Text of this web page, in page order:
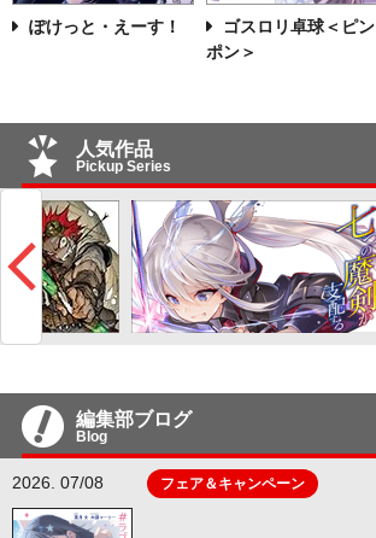
ぽけっと・えーす！
ゴスロリ卓球＜ピン
ポン＞
人気作品
Pickup Series
編集部ブログ
Blog
2026. 07/08 フェア＆キャンペーン